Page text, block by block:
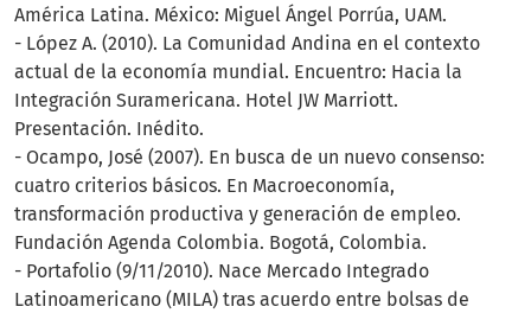
América Latina. México: Miguel Ángel Porrúa, UAM.
- López A. (2010). La Comunidad Andina en el contexto
actual de la economía mundial. Encuentro: Hacia la
Integración Suramericana. Hotel JW Marriott.
Presentación. Inédito.
- Ocampo, José (2007). En busca de un nuevo consenso:
cuatro criterios básicos. En Macroeconomía,
transformación productiva y generación de empleo.
Fundación Agenda Colombia. Bogotá, Colombia.
- Portafolio (9/11/2010). Nace Mercado Integrado
Latinoamericano (MILA) tras acuerdo entre bolsas de